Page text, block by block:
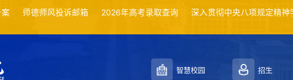
师风投诉邮箱 2026年高考录取查询 深入贯彻中央八项规定精神学习教育
智慧校园 招生